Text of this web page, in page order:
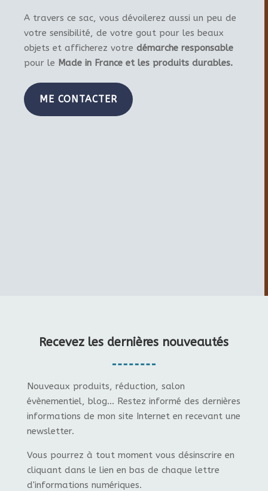
A travers ce sac, vous dévoilerez aussi un peu de
votre sensibilité, de votre gout pour les beaux
objets et afficherez votre démarche responsable
pour le Made in France et les produits durables.
ME CONTACTER
Recevez les dernières nouveautés
Nouveaux produits, réduction, salon
évènementiel, blog... Restez informé des dernières
informations de mon site Internet en recevant une
newsletter.
Vous pourrez à tout moment vous désinscrire en
cliquant dans le lien en bas de chaque lettre
d'informations numériques.